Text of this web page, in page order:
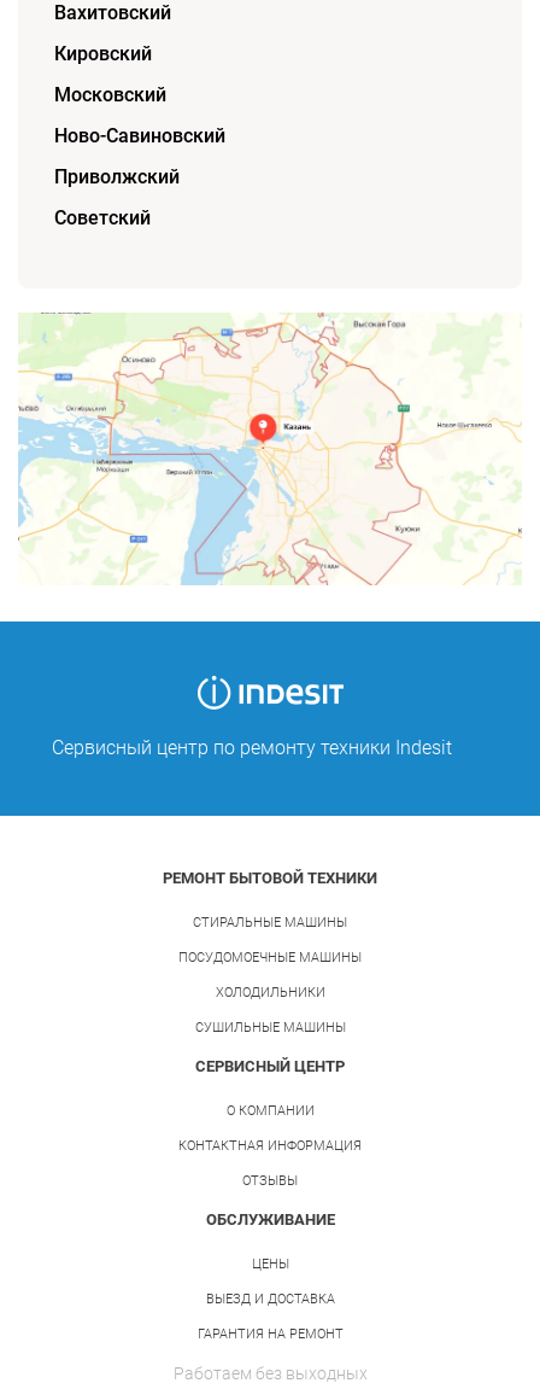
Вахитовский
Кировский
Московский
Ново-Савиновский
Приволжский
Советский
Сервисный центр по ремонту техники Indesit
РЕМОНТ БЫТОВОЙ ТЕХНИКИ
СТИРАЛЬНЫЕ МАШИНЫ
ПОСУДОМОЕЧНЫЕ МАШИНЫ
ХОЛОДИЛЬНИКИ
СУШИЛЬНЫЕ МАШИНЫ
СЕРВИСНЫЙ ЦЕНТР
О КОМПАНИИ
КОНТАКТНАЯ ИНФОРМАЦИЯ
ОТЗЫВЫ
ОБСЛУЖИВАНИЕ
ЦЕНЫ
ВЫЕЗД И ДОСТАВКА
ГАРАНТИЯ НА РЕМОНТ
Работаем без выходных